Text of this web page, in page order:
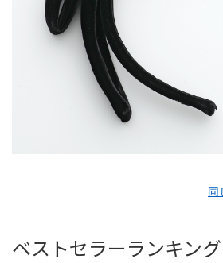
同
ベストセラーランキン